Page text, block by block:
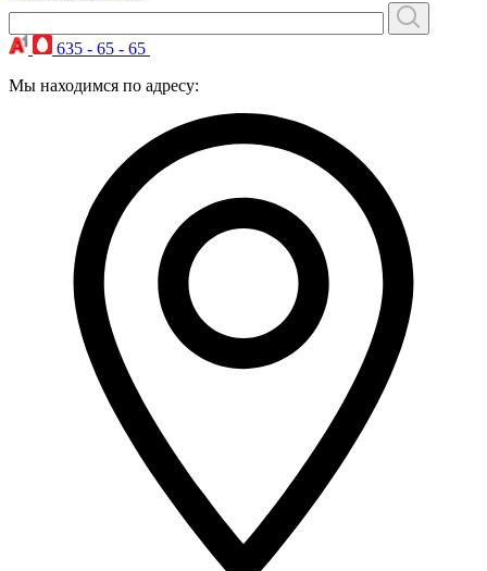
635 - 65 - 65
Мы находимся по адресу: